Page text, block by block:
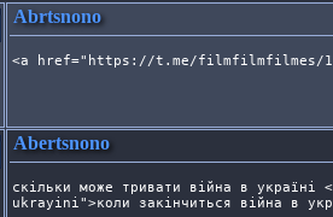
Abrtsnono
<a href="https://t.me/filmfilmfilmes/
Abertsnono
скільки може тривати війна в
ukrayini">коли закінчиться війна в